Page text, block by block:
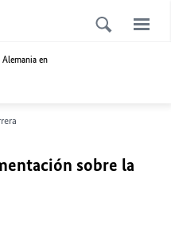
en
sobre la